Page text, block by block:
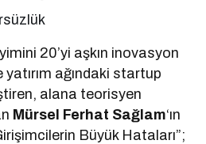
20’yi aşkın inovasyon
ağındaki startup
alana teorisyen
Mürsel Ferhat Sağlam‘ın
Büyük Hataları”;